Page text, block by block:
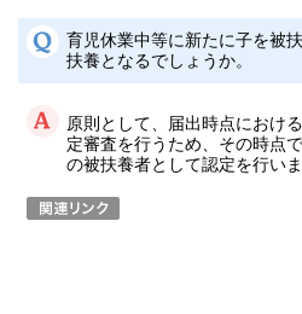
育児休業中等に新たに子を被
扶養となるでしょうか。
原則として、届出時点におけ
定審査を行うため、その時点
の被扶養者として認定を行いま